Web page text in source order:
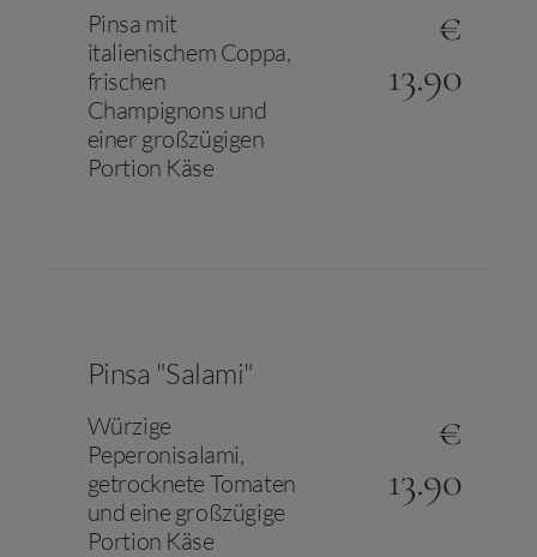
Pinsa mit
italienischem Coppa,
frischen
Champignons und
einer großzügigen
Portion Käse
€
13.90
Pinsa "Salami"
Würzige
Peperonisalami,
getrocknete Tomaten
und eine großzügige
Portion Käse
€
13.90